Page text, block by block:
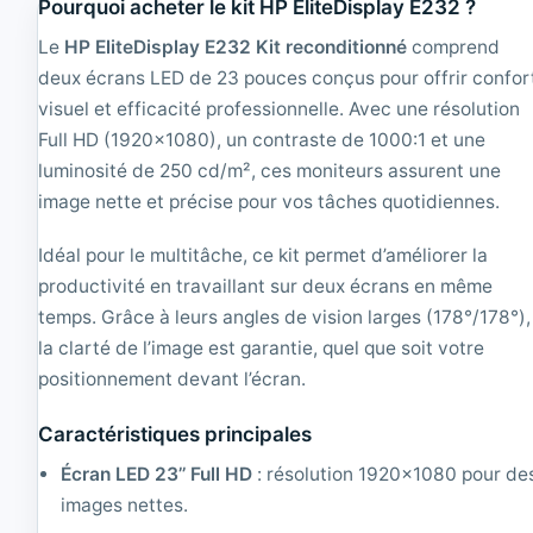
r
2
0
4
B
2
0
F
T
4
3
|
R
c
F
4
:
3
R
e
c
o
d
i
i
o
n
|
Pourquoi acheter le kit HP EliteDisplay E232 ?
Le HP EliteDisplay E232 Kit reconditionné comprend
deux écrans LED de 23 pouces conçus pour offrir
visuel et efficacité professionnelle. Avec une résolution
Full HD (1920x1080), un contraste de 1000:1 et une
luminosité de 250 cd/m², ces moniteurs assurent une
image nette et précise pour vos tâches quotidiennes.
Idéal pour le multitâche, ce kit permet d’améliorer la
productivité en travaillant sur deux écrans en même
temps. Grâce à leurs angles de vision larges (178°/178°),
la clarté de l’image est garantie, quel que soit votre
positionnement devant l’écran.
Caractéristiques principales
Écran LED 23’’ Full HD : résolution 1920x1080 pour
images nettes.